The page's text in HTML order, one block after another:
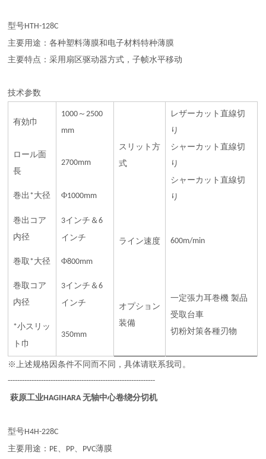
型号HTH-128C
主要用途：各种塑料薄膜和电子材料特种薄膜
主要特点：采用扇区驱动器方式，子帧水平移动
技术参数
有効巾
1000 ～2500
mm
スリット方
式
レザーカット直線切
り
シャーカット直線切
り
シャーカット直線切
り
ロール面
長
2700mm
巻出 *大径 Φ1000mm
巻出コア
内径
3インチ＆6
インチ
ライン速度 600m/min
巻取 *大径 Φ800mm
巻取コア
内径
3インチ＆6
インチ
オプション
装備
一定張力耳巻機 製品
受取台車
切粉対策各種刃物
*小スリッ
ト巾
350mm
※上述规格因条件不同而不同，具体请联系我司。
--------------------------------------------------------------
萩原工业HAGIHARA无轴中心卷绕分切机
型号H4H-228C
主要用途： PE、 PP、 PVC薄膜